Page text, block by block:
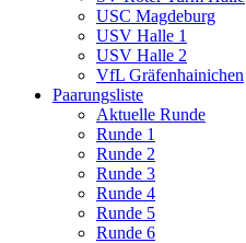
USC Magdeburg
USV Halle 1
USV Halle 2
VfL Gräfenhainichen
Paarungsliste
Aktuelle Runde
Runde 1
Runde 2
Runde 3
Runde 4
Runde 5
Runde 6